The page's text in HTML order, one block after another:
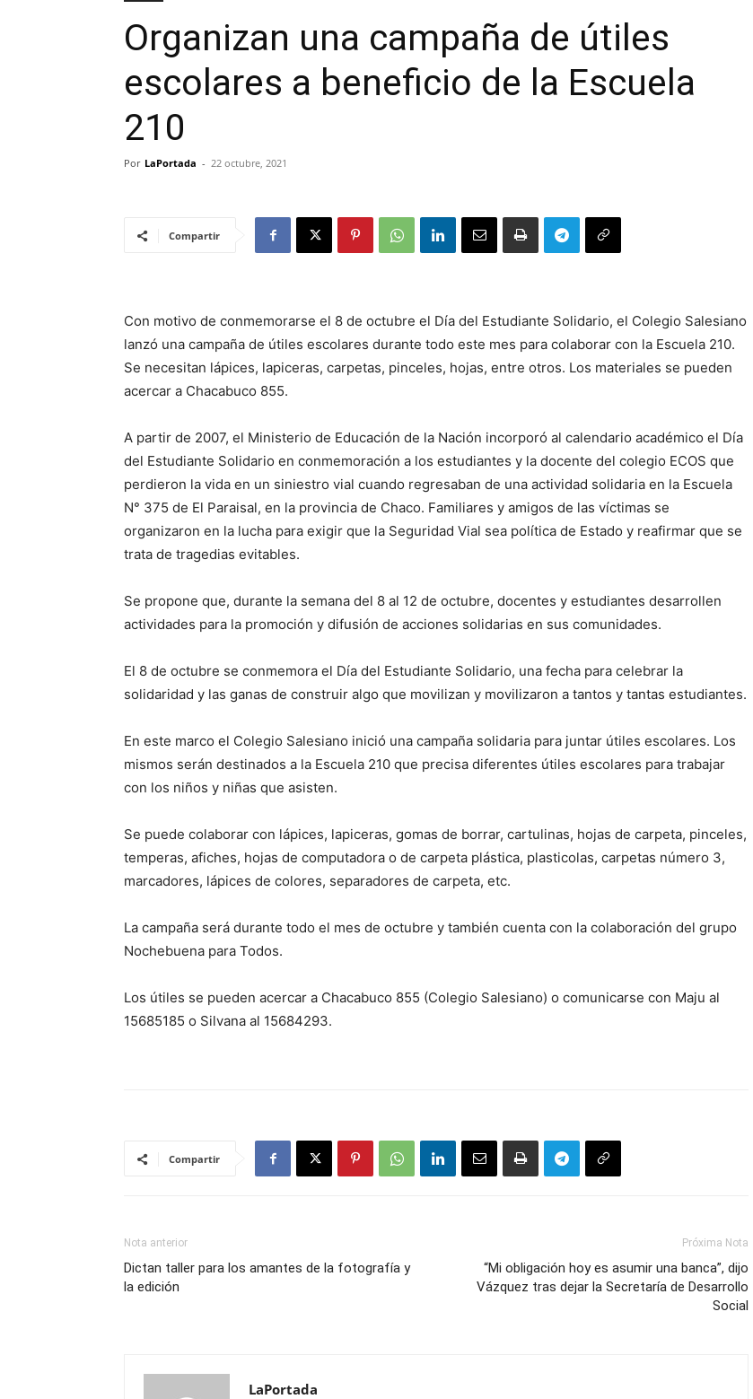
Organizan una campaña de útiles
escolares a beneficio de la Escuela
210
Por LaPortada - 22 octubre, 2021
Compartir
Con motivo de conmemorarse el 8 de octubre el Día del Estudiante Solidario, el Colegio Salesiano
lanzó una campaña de útiles escolares durante todo este mes para colaborar con la Escuela 210.
Se necesitan lápices, lapiceras, carpetas, pinceles, hojas, entre otros. Los materiales se pueden
acercar a Chacabuco 855.
A partir de 2007, el Ministerio de Educación de la Nación incorporó al calendario académico el Día
del Estudiante Solidario en conmemoración a los estudiantes y la docente del colegio ECOS que
perdieron la vida en un siniestro vial cuando regresaban de una actividad solidaria en la Escuela
N° 375 de El Paraisal, en la provincia de Chaco. Familiares y amigos de las víctimas se
organizaron en la lucha para exigir que la Seguridad Vial sea política de Estado y reafirmar que se
trata de tragedias evitables.
Se propone que, durante la semana del 8 al 12 de octubre, docentes y estudiantes desarrollen
actividades para la promoción y difusión de acciones solidarias en sus comunidades.
El 8 de octubre se conmemora el Día del Estudiante Solidario, una fecha para celebrar la
solidaridad y las ganas de construir algo que movilizan y movilizaron a tantos y tantas estudiantes.
En este marco el Colegio Salesiano inició una campaña solidaria para juntar útiles escolares. Los
mismos serán destinados a la Escuela 210 que precisa diferentes útiles escolares para trabajar
con los niños y niñas que asisten.
Se puede colaborar con lápices, lapiceras, gomas de borrar, cartulinas, hojas de carpeta, pinceles,
temperas, afiches, hojas de computadora o de carpeta plástica, plasticolas, carpetas número 3,
marcadores, lápices de colores, separadores de carpeta, etc.
La campaña será durante todo el mes de octubre y también cuenta con la colaboración del grupo
Nochebuena para Todos.
Los útiles se pueden acercar a Chacabuco 855 (Colegio Salesiano) o comunicarse con Maju al
15685185 o Silvana al 15684293.
Compartir
Nota anterior
Dictan taller para los amantes de la fotografía y
la edición
Próxima Nota
“Mi obligación hoy es asumir una banca”, dijo
Vázquez tras dejar la Secretaría de Desarrollo
Social
LaPortada